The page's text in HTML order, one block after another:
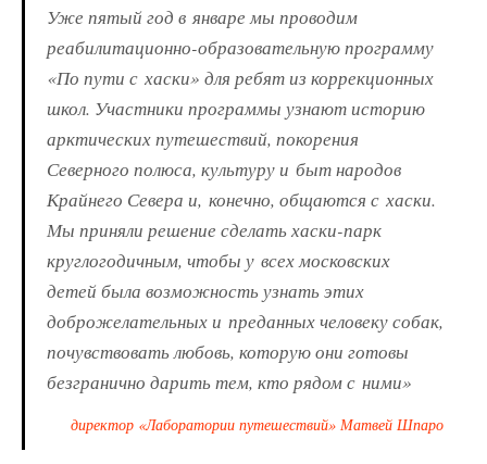
Уже пятый год в январе мы проводим
реабилитационно-образовательную программу
«По пути с хаски» для ребят из коррекционных
школ. Участники программы узнают историю
арктических путешествий, покорения
Северного полюса, культуру и быт народов
Крайнего Севера и, конечно, общаются с хаски.
Мы приняли решение сделать хаски-парк
круглогодичным, чтобы у всех московских
детей была возможность узнать этих
доброжелательных и преданных человеку собак,
почувствовать любовь, которую они готовы
безгранично дарить тем, кто рядом с ними»
директор «Лаборатории путешествий» Матвей Шпаро